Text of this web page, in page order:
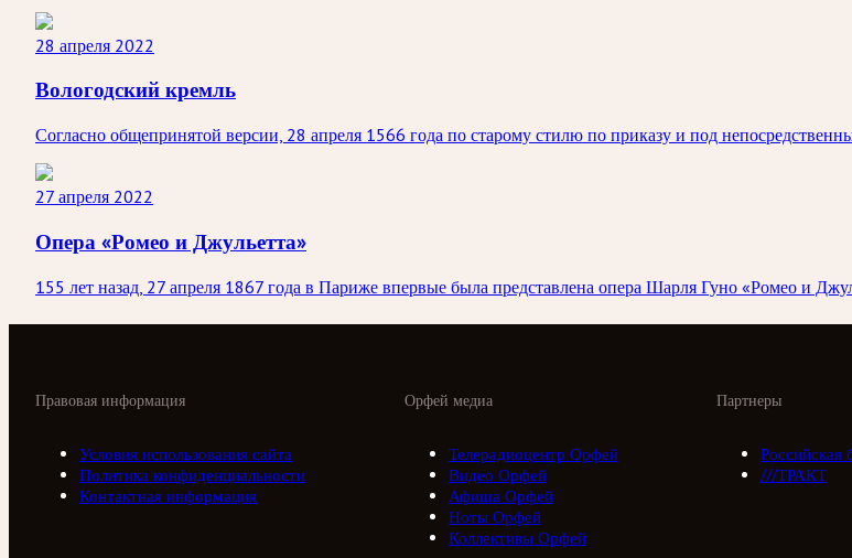
28 апреля 2022
Вологодский кремль
Согласно общепринятой версии, 28 апреля 1566 года по старому стилю по приказу и под
27 апреля 2022
Опера «Ромео и Джульетта»
155 лет назад, 27 апреля 1867 года в Париже впервые была представлена опера Шарля Гуно «Ромео и
Орфей медиа
Телерадиоцентр Орфей
Видео Орфей
Афиша Орфей
Ноты Орфей
Коллективы Орфей
Партнеры
Российская
///ТРАКТ
Правовая информация
Условия использования сайта
Политика конфиденциальности
Контактная информация